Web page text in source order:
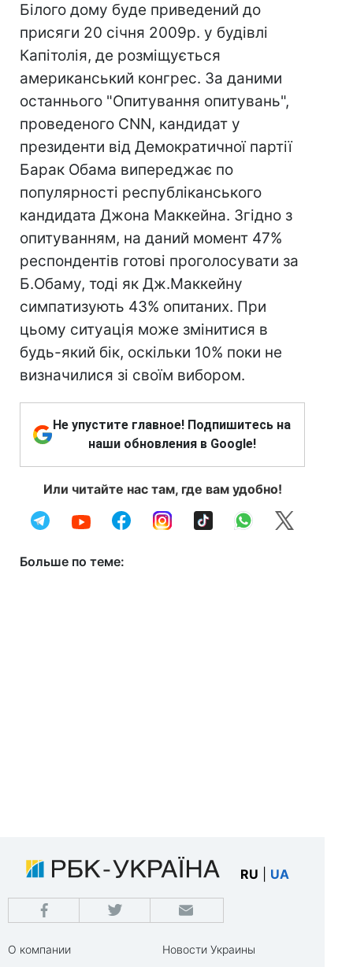
Білого дому буде приведений до
присяги 20 січня 2009р. у будівлі
Капітолія, де розміщується
американський конгрес. За даними
останнього "Опитування опитувань",
проведеного CNN, кандидат у
президенти від Демократичної партії
Барак Обама випереджає по
популярності республіканського
кандидата Джона Маккейна. Згідно з
опитуванням, на даний момент 47%
респондентів готові проголосувати за
Б.Обаму, тоді як Дж.Маккейну
симпатизують 43% опитаних. При
цьому ситуація може змінитися в
будь-який бік, оскільки 10% поки не
визначилися зі своїм вибором.
Не упустите главное! Подпишитесь на
наши обновления в Google!
Или читайте нас там, где вам удобно!
Больше по теме:
RU UA
О компании
Новости Украины